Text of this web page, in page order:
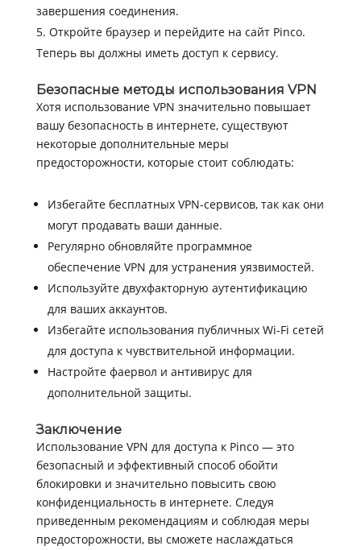
завершения соединения.
Откройте браузер и перейдите на сайт Pinco.
Теперь вы должны иметь доступ к сервису.
Безопасные методы использования VPN
Хотя использование VPN значительно повышает
вашу безопасность в интернете, существуют
некоторые дополнительные меры
предосторожности, которые стоит соблюдать:
Избегайте бесплатных VPN-сервисов, так как они
могут продавать ваши данные.
Регулярно обновляйте программное
обеспечение VPN для устранения уязвимостей.
Используйте двухфакторную аутентификацию
для ваших аккаунтов.
Избегайте использования публичных Wi-Fi сетей
для доступа к чувствительной информации.
Настройте фаервол и антивирус для
дополнительной защиты.
Заключение
Использование VPN для доступа к Pinco — это
безопасный и эффективный способ обойти
блокировки и значительно повысить свою
конфиденциальность в интернете. Следуя
приведенным рекомендациям и соблюдая меры
предосторожности, вы сможете наслаждаться